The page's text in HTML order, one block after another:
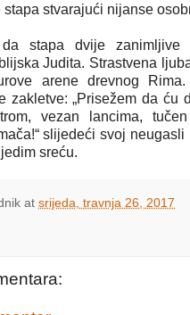
stapa stvarajući nijanse
stapa dvije zanimljive
Judita. Strastvena
arene drevnog
zakletve: „Prisežem da ću
vezan lancima,
slijedeći svoj
sreću.
at srijeda, travnja 26, 2017